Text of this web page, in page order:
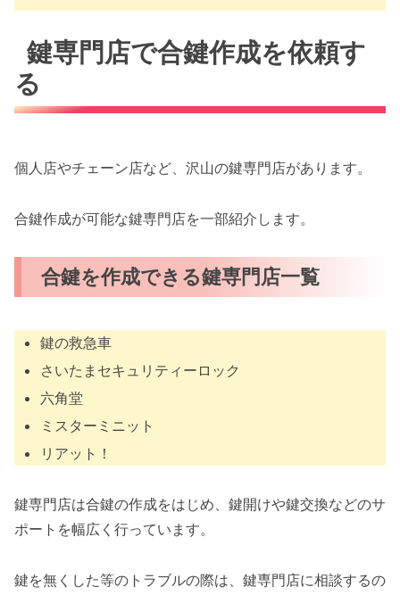
鍵専門店で合鍵作成を依頼す
る
個人店やチェーン店など、沢山の鍵専門店があります。
合鍵作成が可能な鍵専門店を一部紹介します。
合鍵を作成できる鍵専門店一覧
鍵の救急車
さいたまセキュリティーロック
六角堂
ミスターミニット
リアット！
鍵専門店は合鍵の作成をはじめ、鍵開けや鍵交換などのサ
ポートを幅広く行っています。
鍵を無くした等のトラブルの際は、鍵専門店に相談するの